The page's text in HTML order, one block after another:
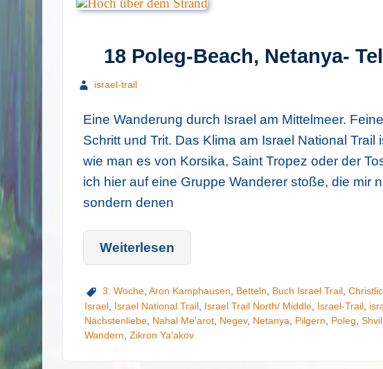
18 Poleg-Beach, Netanya-
israel-trail
Eine Wanderung durch Israel am Mittelmeer.
Schritt und Trit. Das Klima am Israel National
wie man es von Korsika, Saint Tropez oder der
ich hier auf eine Gruppe Wanderer stoße, die mir
sondern denen
Weiterlesen
3. Woche, Aron Kamphausen Betteln Buch Israel Trail,
Israel, Israel National Trail, Israel Trail North/ Middle, Israel-Trail,
Nächstenliebe, Nahal Me'arot, Negev, Netanya Pilgern Poleg
Wandern Zikron Ya'akov